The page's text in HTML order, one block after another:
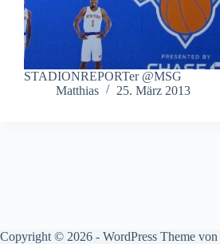
STADIONREPORTer @MSG
Matthias
25. März 2013
Copyright © 2026 - WordPress Theme von